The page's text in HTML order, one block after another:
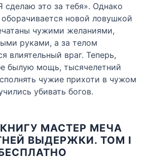
это за тебя». Однако
оборачивается новой ловушкой
чужими желаниями,
руками, а за телом
влиятельный враг. Теперь,
былую мощь, тысячелетний
чужие прихоти в чужом
убивать богов.
МАСТЕР МЕЧА
ВЫДЕРЖКИ. ТОМ I